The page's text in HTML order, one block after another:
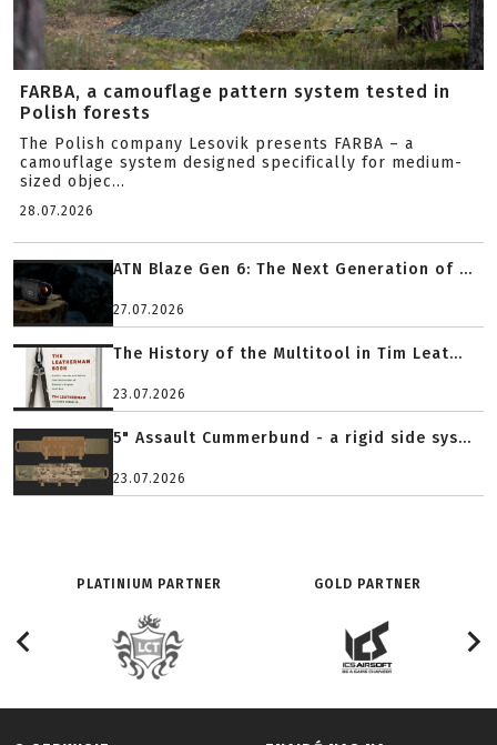
FARBA, a camouflage pattern system tested in
Polish forests
The Polish company Lesovik presents FARBA – a
camouflage system designed specifically for medium-
sized objec...
28.07.2026
ATN Blaze Gen 6: The Next Generation of ...
27.07.2026
The History of the Multitool in Tim Leat...
23.07.2026
5" Assault Cummerbund - a rigid side sys...
23.07.2026
PLATINIUM PARTNER GOLD PARTNER